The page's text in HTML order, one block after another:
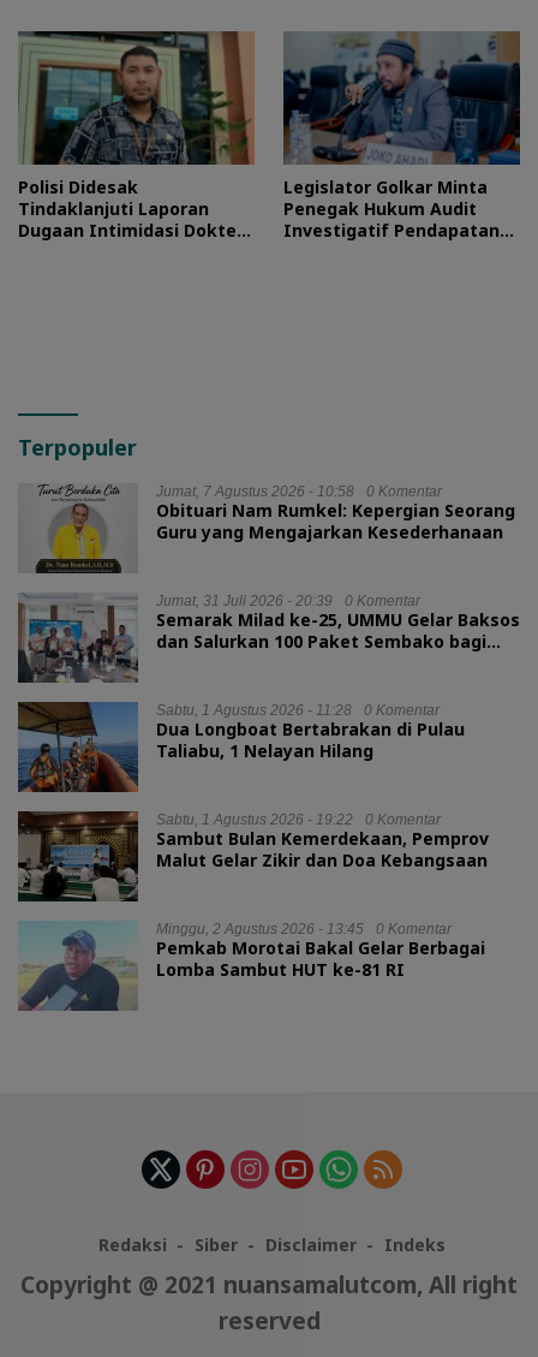
Polisi Didesak
Tindaklanjuti Laporan
Dugaan Intimidasi Dokter
Legislator Golkar Minta
Penegak Hukum Audit
Investigatif Pendapatan
Terpopuler
Jumat, 7 Agustus 2026 - 10:58 0 Komentar
Obituari Nam Rumkel: Kepergian Seorang
Guru yang Mengajarkan Kesederhanaan
Jumat, 31 Juli 2026 - 20:39 0 Komentar
Semarak Milad ke-25, UMMU Gelar Baksos
dan Salurkan 100 Paket Sembako bagi
Sabtu, 1 Agustus 2026 - 11:28 0 Komentar
Dua Longboat Bertabrakan di Pulau
Taliabu, 1 Nelayan Hilang
Sabtu, 1 Agustus 2026 - 19:22 0 Komentar
Sambut Bulan Kemerdekaan, Pemprov
Malut Gelar Zikir dan Doa Kebangsaan
Minggu, 2 Agustus 2026 - 13:45 0 Komentar
Pemkab Morotai Bakal Gelar Berbagai
Lomba Sambut HUT ke-81 RI
Redaksi Siber Disclaimer Indeks
Copyright @ 2021 nuansamalutcom, All right
reserved